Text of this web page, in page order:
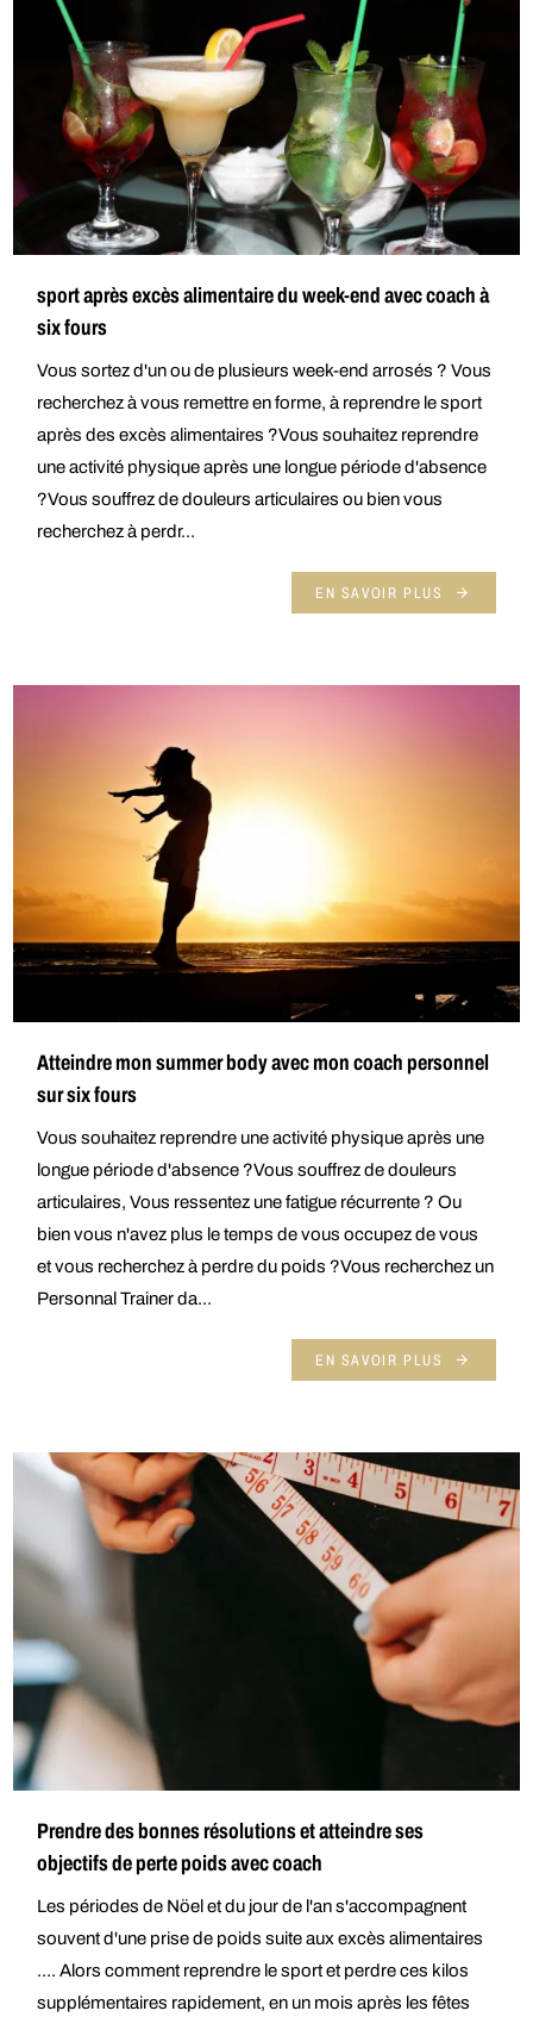
sport après excès alimentaire du week-end avec coach à
six fours
Vous sortez d'un ou de plusieurs week-end arrosés ? Vous
recherchez à vous remettre en forme, à reprendre le sport
après des excès alimentaires ?Vous souhaitez reprendre
une activité physique après une longue période d'absence
?Vous souffrez de douleurs articulaires ou bien vous
recherchez à perdr...
EN SAVOIR PLUS
Atteindre mon summer body avec mon coach personnel
sur six fours
Vous souhaitez reprendre une activité physique après une
longue période d'absence ?Vous souffrez de douleurs
articulaires, Vous ressentez une fatigue récurrente ? Ou
bien vous n'avez plus le temps de vous occupez de vous
et vous recherchez à perdre du poids ?Vous recherchez un
Personnal Trainer da...
EN SAVOIR PLUS
Prendre des bonnes résolutions et atteindre ses
objectifs de perte poids avec coach
Les périodes de Nöel et du jour de l'an s'accompagnent
souvent d'une prise de poids suite aux excès alimentaires
.... Alors comment reprendre le sport et perdre ces kilos
supplémentaires rapidement, en un mois après les fêtes